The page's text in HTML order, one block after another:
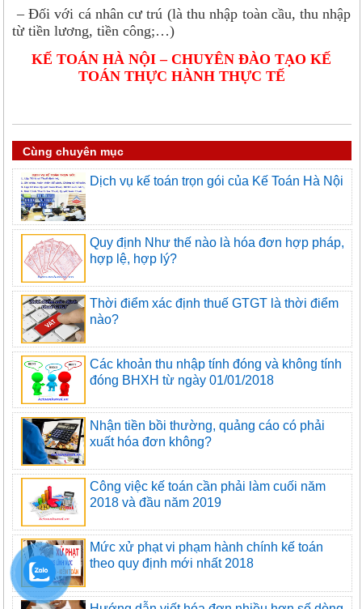
– Đối với cá nhân cư trú (là thu nhập toàn cầu, thu nhập
từ tiền lương, tiền công;…)
KẾ TOÁN HÀ NỘI – CHUYÊN ĐÀO TẠO KẾ
TOÁN THỰC HÀNH THỰC TẾ
Cùng chuyên mục
Dịch vụ kế toán trọn gói của Kế Toán Hà Nội
Quy định Như thế nào là hóa đơn hợp pháp,
hợp lệ, hợp lý?
Thời điểm xác định thuế GTGT là thời điểm
nào?
Các khoản thu nhập tính đóng và không tính
đóng BHXH từ ngày 01/01/2018
Nhận tiền bồi thường, quảng cáo có phải
xuất hóa đơn không?
Công việc kế toán cần phải làm cuối năm
2018 và đầu năm 2019
Mức xử phạt vi phạm hành chính kế toán
theo quy định mới nhất 2018